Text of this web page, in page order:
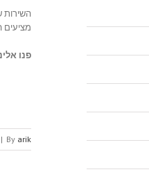
השירות
מציעים
פנו
By arik
|